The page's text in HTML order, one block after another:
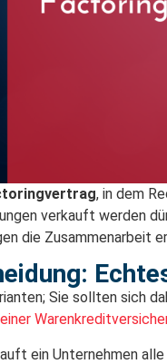
, in dem
verkauft werden
die Zusammenarbeit
Sie sollten sich
ein Unternehmen